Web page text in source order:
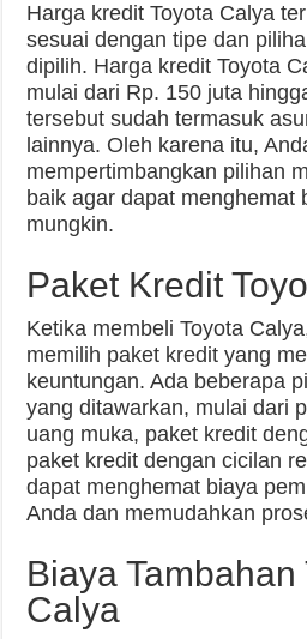
Harga kredit Toyota Calya
sesuai dengan tipe dan
dipilih. Harga kredit Toyota
mulai dari Rp. 150 juta
tersebut sudah termasuk
lainnya. Oleh karena itu,
mempertimbangkan pilihan
baik agar dapat menghemat
mungkin.
Paket Kredit
Ketika membeli Toyota
memilih paket kredit yang
keuntungan. Ada beberapa
yang ditawarkan, mulai dari
uang muka, paket kredit
paket kredit dengan cicilan
dapat menghemat biaya
Anda dan memudahkan
Biaya Tambahan
Calya